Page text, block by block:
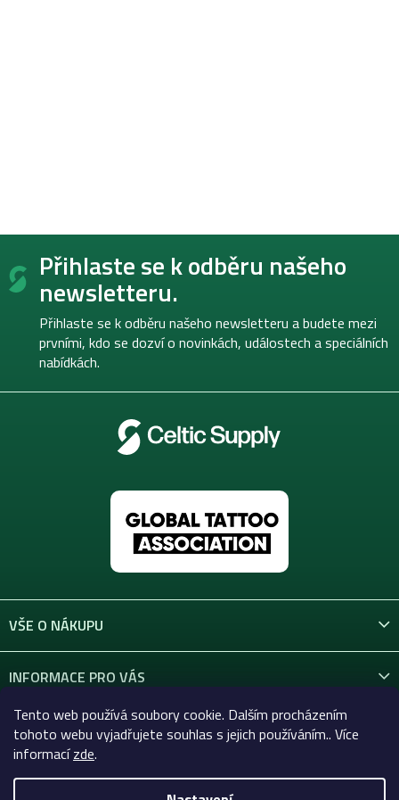
Tento web používá soubory cookie. Dalším procházením
tohoto webu vyjadřujete souhlas s jejich používáním.. Více
informacízde.
Z
Přihlaste se k odběru našeho
newsletteru.
Přihlaste se k odběru našeho newsletteru a budete mezi
prvními, kdo se dozví o novinkách, událostech a speciálních
nabídkách.
VŠE O NÁKUPU
INFORMACE PRO VÁS
KONTAKT